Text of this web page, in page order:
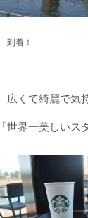
到着！
広くて綺麗で気
「世界一美しいス